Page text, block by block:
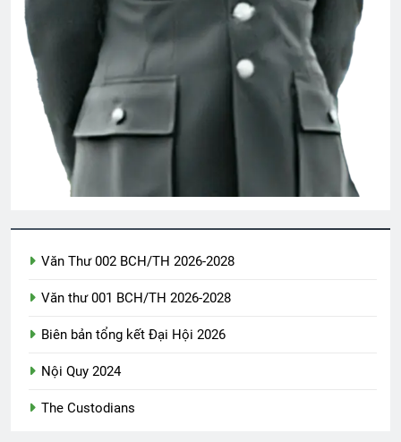
ÁO LỤA HÀ ĐÔNG
3 Years Ago
Thiên Thần Mũ Đỏ
2 Years Ago
NHỮNG VÌ SAO (Aphonse Daudet)
3 Years Ago
BÀI CA “TRANH LUẬN CHỮ NGHĨA” (Lỗ
Một Ngày Tôi Đi Qua
2 Years Ago
2026
Văn Thư 002 BCH/TH 2026-2028
Văn thư 001 BCH/TH 2026-2028
Biên bản tổng kết Đại Hội 2026
Nội Quy 2024
The Custodians